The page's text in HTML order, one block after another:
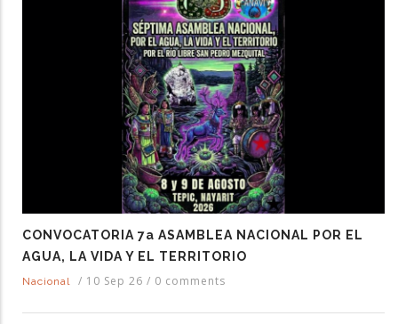
CONVOCATORIA 7a ASAMBLEA NACIONAL POR EL
AGUA, LA VIDA Y EL TERRITORIO
Nacional / 10 Sep 26 / 0 comments